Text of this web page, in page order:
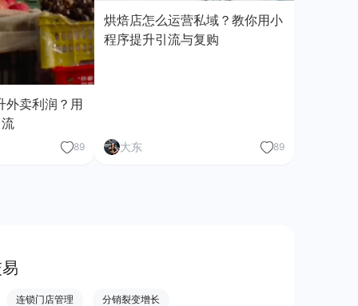
外卖利润？用
89
烘焙店怎么运营私域？教你用小
程序提升引流与复购
大东 89
连锁门店管理 分销裂变增长